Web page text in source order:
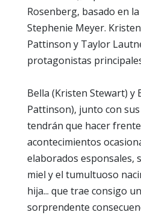
Rosenberg, basado en
Stephenie Meyer.
Pattinson y Taylor
protagonistas
Bella (Kristen Stewart) y
Pattinson), junto con
tendrán que hacer
acontecimientos
elaborados esponsales,
miel y el tumultuoso
hija... que trae consigo
sorprendente